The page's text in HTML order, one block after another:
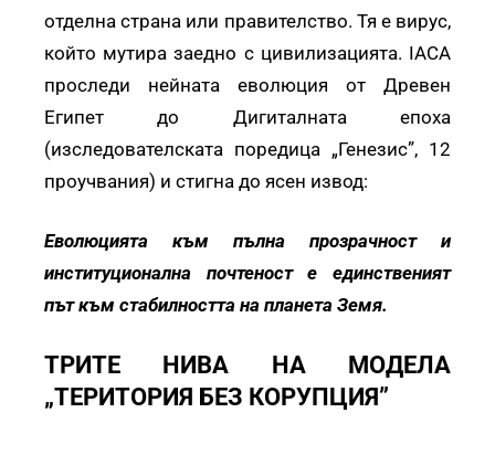
отделна страна или правителство. Тя е вирус,
който мутира заедно с цивилизацията. IACA
проследи нейната еволюция от Древен
Египет до Дигиталната епоха
(изследователската поредица „Генезис”, 12
проучвания) и стигна до ясен извод:
Еволюцията към пълна прозрачност и
институционална почтеност е единственият
път към стабилността на планета Земя.
ТРИТЕ НИВА НА МОДЕЛА
„ТЕРИТОРИЯ БЕЗ КОРУПЦИЯ”